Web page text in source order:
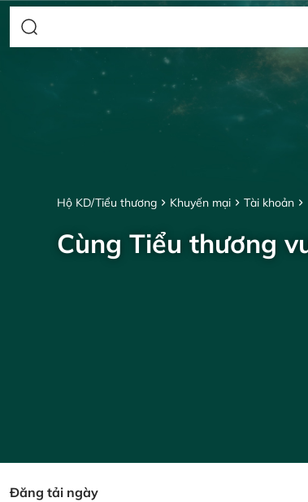
Hộ KD/Tiểu thương Khuyến mại Tài khoản
Cùng Tiểu thương
Đăng tải ngày